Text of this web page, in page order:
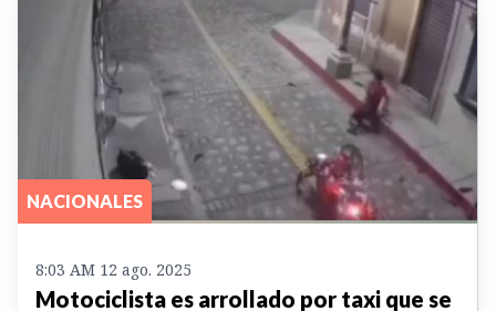
NACIONALES
8:03 AM 12 ago. 2025
Motociclista es arrollado por taxi que se